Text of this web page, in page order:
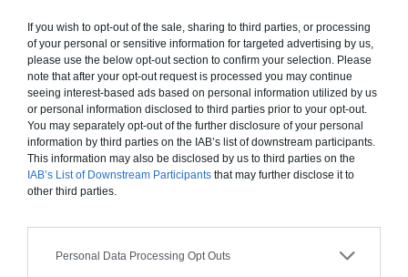
If you wish to opt-out of the sale, sharing to third parties, or processing
of your personal or sensitive information for targeted advertising by us,
please use the below opt-out section to confirm your selection. Please
note that after your opt-out request is processed you may continue
seeing interest-based ads based on personal information utilized by us
or personal information disclosed to third parties prior to your opt-out.
You may separately opt-out of the further disclosure of your personal
information by third parties on the IAB’s list of downstream participants.
This information may also be disclosed by us to third parties on the
IAB’s List of Downstream Participants that may further disclose it to
other third parties.
Personal Data Processing Opt Outs
inclut le gros oeuvre et le second oeuvre (cuisine,
peinture, sols...), mais exclut piscine, jardin et
clôture.
À partir de
192 000€ TTC
Je la veux !